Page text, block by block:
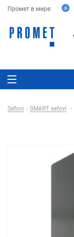
Промет в мире:
Sefovi SMART sefovi